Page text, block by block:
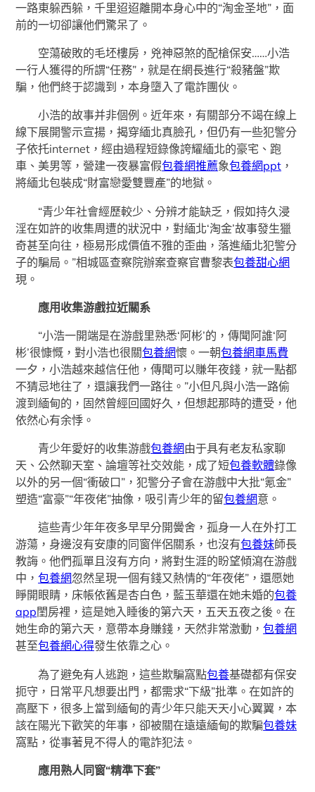
一路東躲西躲，千里迢迢離開本身心中的“淘金圣地”，面
前的一切卻讓他們驚呆了。
空蕩破敗的毛坯樓房，兇神惡煞的配槍保安……小浩
一行人獲得的所謂“任務”，就是在網長進行“殺豬盤”欺
騙，他們終于認識到，本身墮入了電詐團伙。
小浩的故事并非個例。近年來，有關部分不竭在線上
線下展開警示宣揚，揭穿緬北真臉孔，但仍有一些犯警分
子依托internet，經由過程短錄像誇耀緬北的豪宅、跑
車、美男等，營建一夜暴富假包養網推薦象包養網ppt ，
將緬北包裝成“財富戀愛雙豐產”的地獄。
“青少年社會經歷較少、分辨才能缺乏，假如持久浸
淫在如許的收集周遭的狀況中，對緬北‘淘金’故事發生獵
奇甚至向往，極易形成價值不雅的歪曲，落進緬北犯警分
子的騙局。”相城區查察院辦案查察官曹黎表包養甜心網
現。
應用收集游戲拉近關系
“小浩一開端是在游戲里熟悉‘阿彬’的，傳聞阿誰‘阿
彬’很慷慨，對小浩也很關包養網懷。一朝包養網車馬費
一夕，小浩越來越信任他，傳聞可以賺年夜錢，就一點都
不猜忌地往了，還讓我們一路往。”小但凡與小浩一路偷
渡到緬甸的，固然曾經回國好久，但想起那時的遭受，他
依然心有余悸。
青少年愛好的收集游戲包養網由于具有老友私家聊
天、公然聊天室、論壇等社交效能，成了短包養軟體錄像
以外的另一個“衝破口”，犯警分子會在游戲中大批“氪金”
塑造“富豪”“年夜佬”抽像，吸引青少年的留包養網意。
這些青少年年夜多早早分開黌舍，孤身一人在外打工
游蕩，身邊沒有安康的同窗伴侶關系，也沒有包養妹師長
教誨。他們孤單且沒有方向，將對生涯的盼望傾瀉在游戲
中，包養網忽然呈現一個有錢又熱情的“年夜佬”，還愿她
睜開眼睛，床帳依舊是杏白色，藍玉華還在她未婚的包養
app閨房裡，這是她入睡後的第六天，五天五夜之後。在
她生命的第六天，意帶本身賺錢，天然非常激動，包養網
甚至包養網心得發生依靠之心。
為了避免有人逃跑，這些欺騙窩點包養基礎都有保安
扼守，日常平凡想要出門，都需求“下級”批準。在如許的
高壓下，很多上當到緬甸的青少年只能天天小心翼翼，本
該在陽光下歡笑的年事，卻被關在遠遠緬甸的欺騙包養妹
窩點，從事著見不得人的電詐犯法。
應用熟人同窗“精準下套”